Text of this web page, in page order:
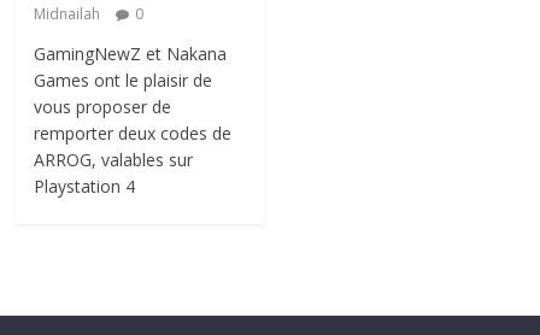
Midnailah
0
GamingNewZ et Nakana
Games ont le plaisir de
vous proposer de
remporter deux codes de
ARROG, valables sur
Playstation 4